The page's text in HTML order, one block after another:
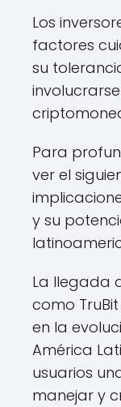
Los
factores
su
Para
ver el
y su
La llegada
como
en la
América
usuarios
manejar y